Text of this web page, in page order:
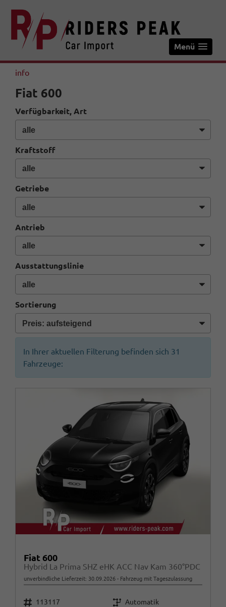
Menü
info
Fiat 600
Verfügbarkeit, Art
Kraftstoff
Getriebe
Antrieb
Ausstattungslinie
Sortierung
In Ihrer aktuellen Filterung befinden sich 31
Fahrzeuge:
Fiat 600
Hybrid La Prima SHZ eHK ACC Nav Kam 360°PDC
unverbindliche Lieferzeit: 30.09.2026 Fahrzeug mit Tageszulassung
Fahrzeugnr. 113117 Getriebe Automatik